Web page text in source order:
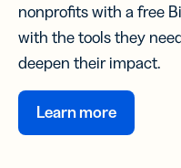
nonprofits with a free
with the tools they
deepen their impact.
Learn more